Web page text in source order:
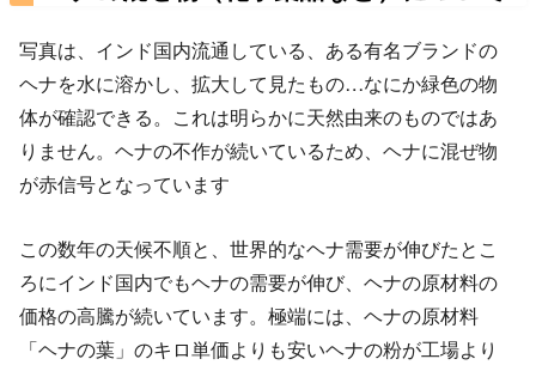
写真は、インド国内流通している、ある有名ブランドの
ヘナを水に溶かし、拡大して見たもの…なにか緑色の物
体が確認できる。これは明らかに天然由来のものではあ
りません。ヘナの不作が続いているため、ヘナに混ぜ物
が赤信号となっています
この数年の天候不順と、世界的なヘナ需要が伸びたとこ
ろにインド国内でもヘナの需要が伸び、ヘナの原材料の
価格の高騰が続いています。極端には、ヘナの原材料
「ヘナの葉」のキロ単価よりも安いヘナの粉が工場より